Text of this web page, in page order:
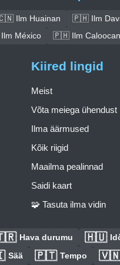
Ilm Huainan 🇵🇭 Ilm
México
🇵🇭 Ilm
Kiired lingid
Meist
Võta meiega ühendust
Ilma äärmused
Kõik riigid
Maailma pealinnad
Saidi kaart
🧩 Tasuta ilma vidin
Hava durumu 🇭🇺
Sää 🇵🇹 Tempo